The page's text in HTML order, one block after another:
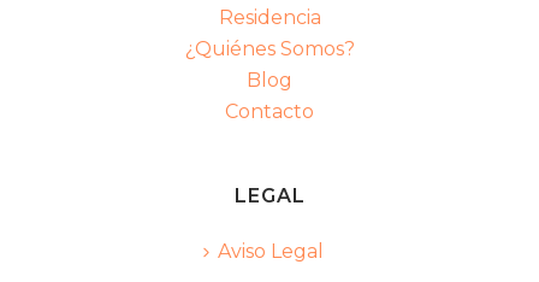
Residencia
¿Quiénes Somos?
Blog
Contacto
LEGAL
Aviso Legal